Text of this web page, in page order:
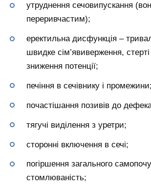
утруднення сечовипускання
переривчастим);
еректильна дисфункція –
швидке сім’явиверження,
зниження потенції;
печіння в сечівнику і промежини;
почастішання позивів до
тягучі виділення з уретри;
сторонні включення в сечі;
погіршення загального
стомлюваність;